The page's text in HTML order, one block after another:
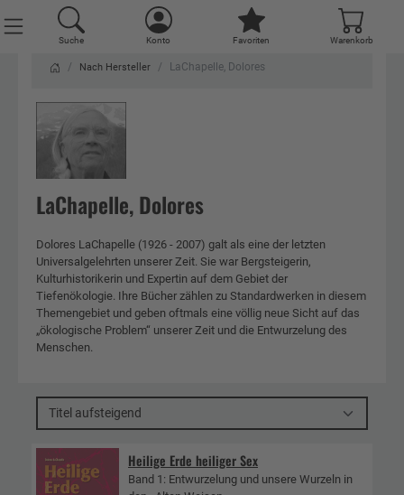
Suche Konto Favoriten Warenkorb
Nach Hersteller LaChapelle, Dolores
LaChapelle, Dolores
Dolores LaChapelle (1926 - 2007) galt als eine der letzten
Universalgelehrten unserer Zeit. Sie war Bergsteigerin,
Kulturhistorikerin und Expertin auf dem Gebiet der
Tiefenökologie. Ihre Bücher zählen zu Standardwerken in diesem
Themengebiet und geben oftmals eine völlig neue Sicht auf das
„ökologische Problem“ unserer Zeit und die Entwurzelung des
Menschen.
Titel aufsteigend
Heilige Erde heiliger Sex
Band 1: Entwurzelung und unsere Wurzeln in